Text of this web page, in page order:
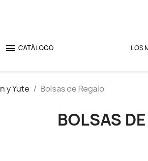
LOS
 CATÁLOGO
y Yute Bolsas de Regalo
BOLSAS